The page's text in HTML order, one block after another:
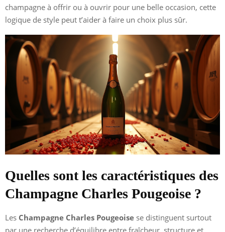
champagne à offrir ou à ouvrir pour une belle occasion, cette
logique de style peut t’aider à faire un choix plus sûr.
Quelles sont les caractéristiques des
Champagne Charles Pougeoise ?
Les Champagne Charles Pougeoise se distinguent surtout